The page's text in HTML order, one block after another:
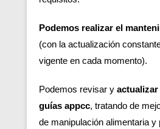
Podemos realizar el
(con la actualización
vigente en cada momento).
Podemos revisar y
guías appcc, tratando de
de manipulación alimentaria